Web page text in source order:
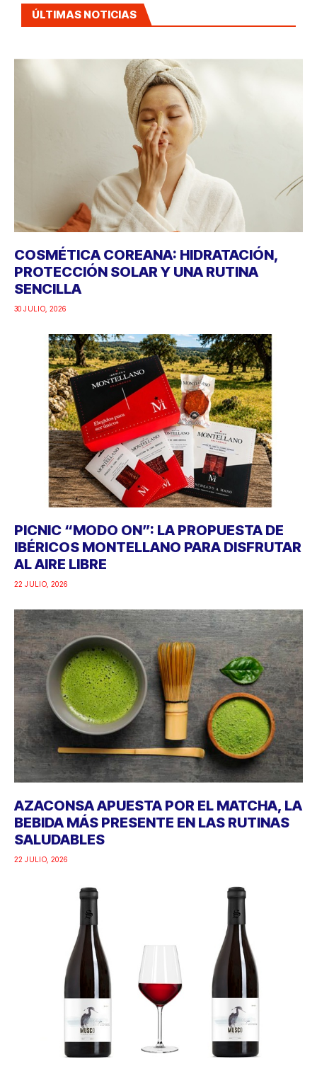
ÚLTIMAS NOTICIAS
COSMÉTICA COREANA: HIDRATACIÓN,
PROTECCIÓN SOLAR Y UNA RUTINA
SENCILLA
30 JULIO, 2026
PICNIC “MODO ON”: LA PROPUESTA DE
IBÉRICOS MONTELLANO PARA DISFRUTAR
AL AIRE LIBRE
22 JULIO, 2026
AZACONSA APUESTA POR EL MATCHA, LA
BEBIDA MÁS PRESENTE EN LAS RUTINAS
SALUDABLES
22 JULIO, 2026